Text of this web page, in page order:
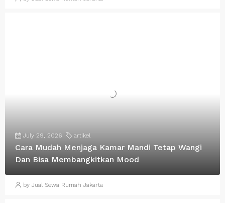
July 29, 2026 artikel
Cara Mudah Menjaga Kamar Mandi Tetap Wangi
Dan Bisa Membangkitkan Mood
by Jual Sewa Rumah Jakarta